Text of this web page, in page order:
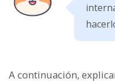
A continuación,